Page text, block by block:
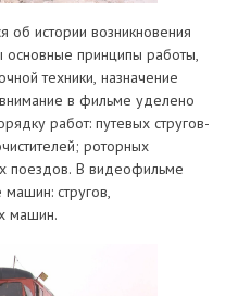
истории возникновения
основные принципы работы,
техники, назначение
в фильме уделено
работ: путевых стругов-
роторных
поездов. В видеофильме
стругов,
машин.